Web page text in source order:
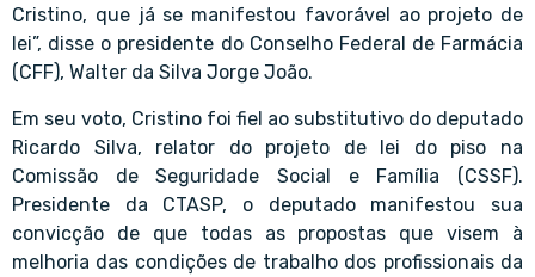
Cristino, que já se manifestou favorável ao projeto de
lei”, disse o presidente do Conselho Federal de Farmácia
(CFF), Walter da Silva Jorge João.
Em seu voto, Cristino foi fiel ao substitutivo do deputado
Ricardo Silva, relator do projeto de lei do piso na
Comissão de Seguridade Social e Família (CSSF).
Presidente da CTASP, o deputado manifestou sua
convicção de que todas as propostas que visem à
melhoria das condições de trabalho dos profissionais da